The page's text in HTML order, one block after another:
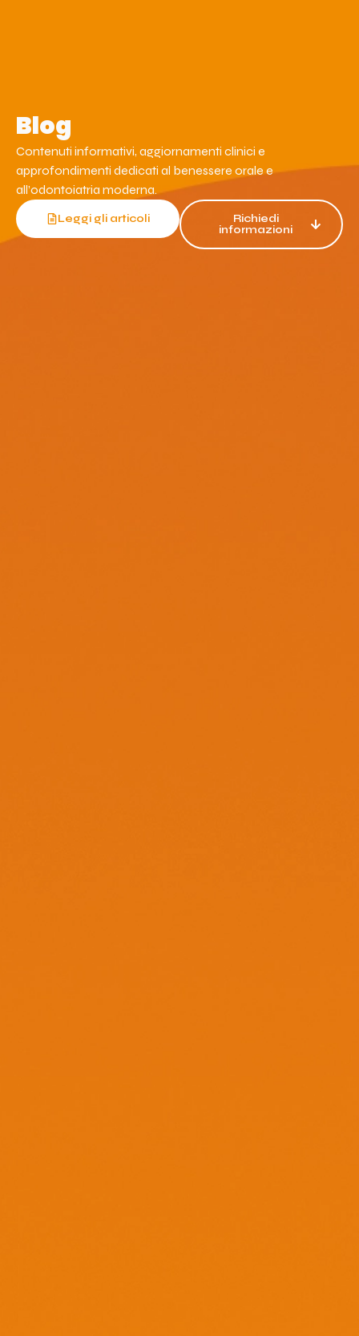
Blog
Contenuti informativi, aggiornamenti clinici e
approfondimenti dedicati al benessere orale e
all’odontoiatria moderna.
Leggi gli articoli
Richiedi
informazioni